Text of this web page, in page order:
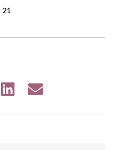
21
Share
Share